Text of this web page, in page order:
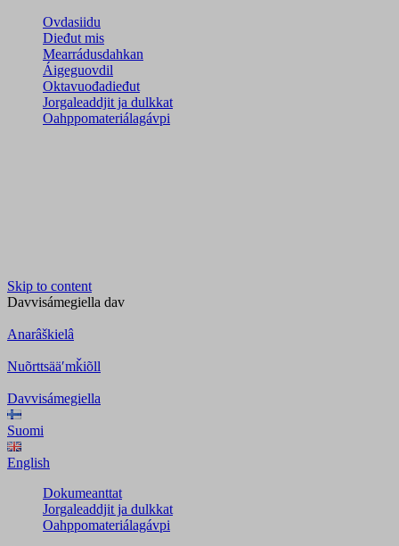
Ovdasiidu
Dieđut mis
Mearrádusdahkan
Áigeguovdil
Oktavuođadieđut
Jorgaleaddjit ja dulkkat
Oahppomateriálagávpi
Skip to content
Davvisámegiella dav
Anarâškielâ
Nuõrttsääʹmǩiõll
Davvisámegiella
Suomi
English
Dokumeanttat
Jorgaleaddjit ja dulkkat
Oahppomateriálagávpi